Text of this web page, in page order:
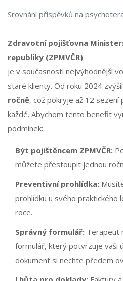
Srovnání příspěvků na
Zdravotní pojišťovna
republiky (ZPMVČR)
je v současnosti nejvýhodnější
staré klienty. Od roku 2024
ročně, což pokryje až 12 sezení
každé. Abychom tento benefit
podmínek:
Být pojištěncem ZPMVČR:
můžete přestoupit jednou
Preventivní prohlídka:
prohlídku u svého praktického
roce.
Správný formulář: Terapeut
formulář, který potvrzuje vaši
dokument si nechte předem